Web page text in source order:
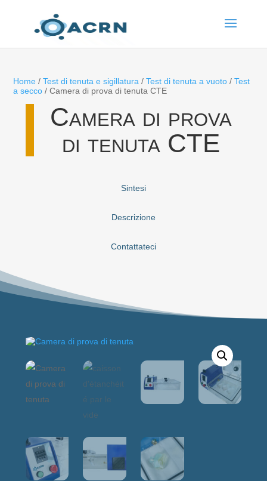
Home /Test di tenuta e sigillatura /Test di tenuta a vuoto /Test
a secco / Camera di prova di tenuta CTE
Camera di prova
di tenuta CTE
Sintesi
Descrizione
Contattateci